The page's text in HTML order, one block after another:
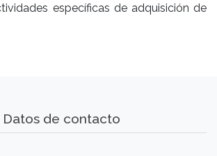
específicas de adquisición de
Datos de contacto